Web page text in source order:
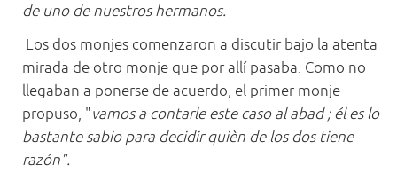
de uno de nuestros hermanos.
Los dos monjes comenzaron a discutir bajo la atenta
mirada de otro monje que por allí pasaba. Como no
llegaban a ponerse de acuerdo, el primer monje
propuso, "vamos a contarle este caso al abad ; él es lo
bastante sabio para decidir quièn de los dos tiene
razón".